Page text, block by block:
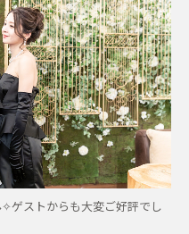
ゲストからも大変ご好評でし